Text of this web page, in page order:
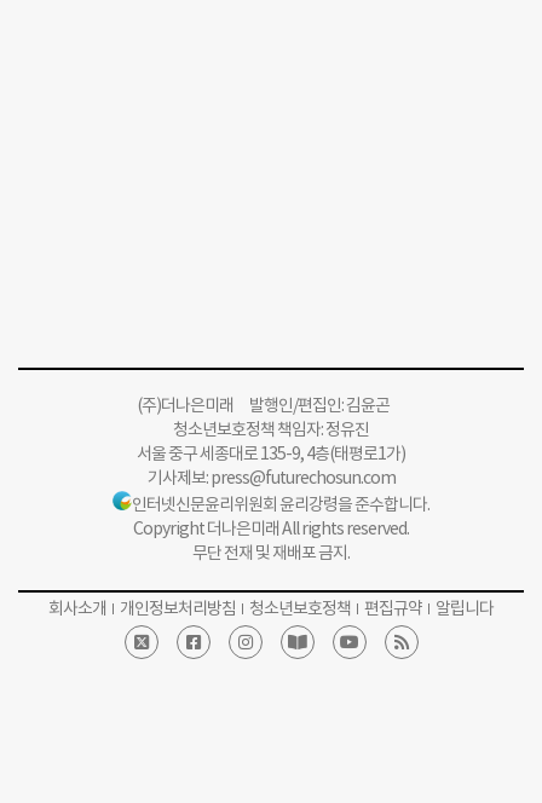
(주)더나은미래 발행인/편집인: 김윤곤
청소년보호정책 책임자: 정유진
서울 중구 세종대로 135-9, 4층(태평로1가)
기사제보:press@futurechosun.com
인터넷신문윤리위원회 윤리강령을 준수합니다.
Copyright 더나은미래 All rights reserved.
무단 전재 및 재배포 금지.
회사소개 개인정보처리방침 청소년보호정책 편집규약 알립니다